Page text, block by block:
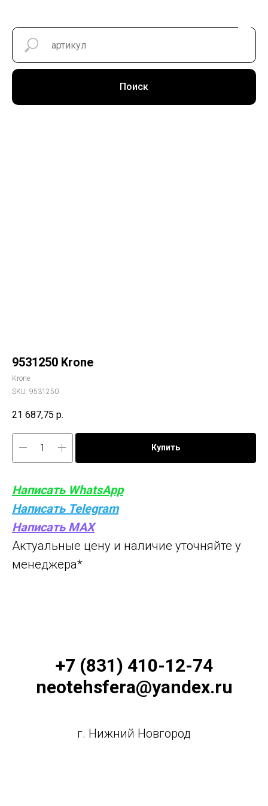
Поиск
9531250 Krone
Krone
SKU: 9531250
21 687,75 р.
Купить
Написать WhatsApp
Написать Telegram
Написать MAX
Актуальные цену и наличие уточняйте у
менеджера*
+7 (831) 410-12-74
neotehsfera@yandex.ru
г. Нижний Новгород